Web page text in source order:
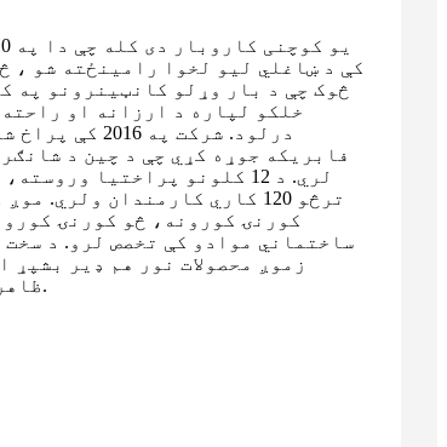
کې د ښاغلي لیو لخوا رامینځته شو ،
څوک چې د بار وړلو کانټینرونو په
خلکو لپاره د ارزانه او
فابریکه جوړه کړي چې د چین د
لري. د 12 کلونو پراختیا
ترڅو 120 کاري کارمندان
کورنۍ کورونه، څو کورنۍ
ساختماني موادو کې تخصص لرو. د
زموږ محصولات نور هم ډیر بشپړ
ظاهري، مګر په ډیری برخو کې عملي هم.